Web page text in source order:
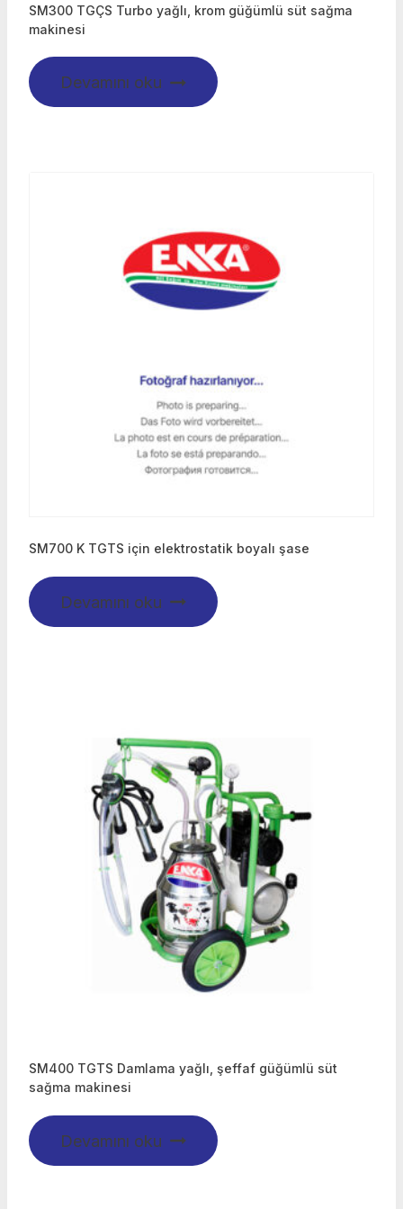
SM300 TGÇS Turbo yağlı, krom güğümlü süt sağma
makinesi
Devamını oku
SM700 K TGTS için elektrostatik boyalı şase
Devamını oku
SM400 TGTS Damlama yağlı, şeffaf güğümlü süt
sağma makinesi
Devamını oku